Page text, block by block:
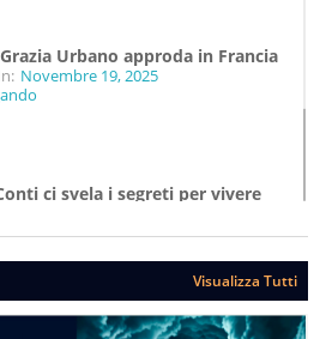
Urbano approda in Francia
Novembre 19, 2025
ci svela i segreti per vivere
Agosto 07, 2025 Da: Girovagando
Visualizza Tutti